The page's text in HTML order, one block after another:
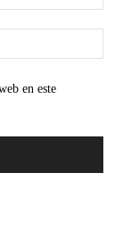
web:
en este